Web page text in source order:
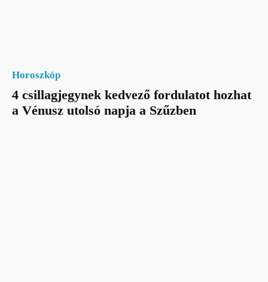
Horoszkóp
4 csillagjegynek kedvező fordulatot hozhat
a Vénusz utolsó napja a Szűzben